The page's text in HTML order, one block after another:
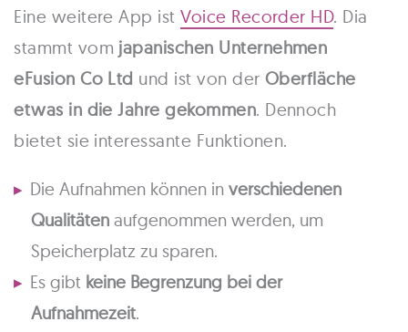
Eine weitere App istVoice Recorder HD. Dia
stammt vom japanischen Unternehmen
eFusion Co Ltd und ist von der Oberfläche
etwas in die Jahre gekommen. Dennoch
bietet sie interessante Funktionen.
Die Aufnahmen können inverschiedenen
Qualitäten aufgenommen werden, um
Speicherplatz zu sparen.
Es gibt keine Begrenzung bei der
Aufnahmezeit.